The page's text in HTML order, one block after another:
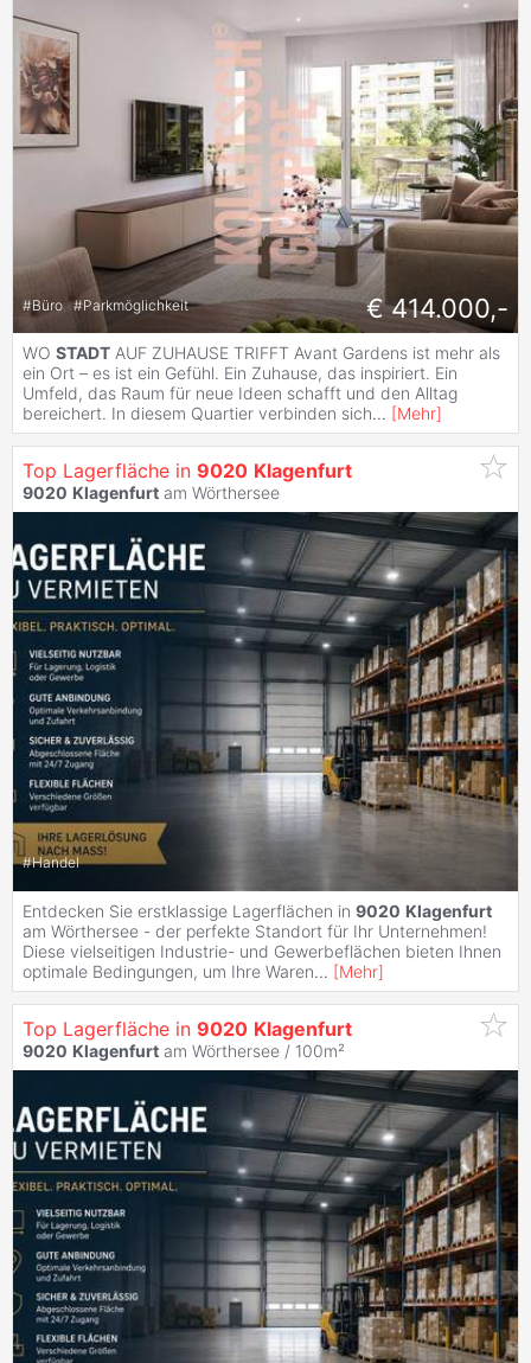
#Büro #Parkmöglichkeit € 414.000,-
WO STADT AUF ZUHAUSE TRIFFT Avant Gardens ist mehr als
ein Ort – es ist ein Gefühl. Ein Zuhause, das inspiriert. Ein
Umfeld, das Raum für neue Ideen schafft und den Alltag
bereichert. In diesem Quartier verbinden sich... [Mehr]
Top Lagerfläche in 9020 Klagenfurt
9020 Klagenfurt am Wörthersee
#Handel
Entdecken Sie erstklassige Lagerflächen in 9020 Klagenfurt
am Wörthersee - der perfekte Standort für Ihr Unternehmen!
Diese vielseitigen Industrie- und Gewerbeflächen bieten Ihnen
optimale Bedingungen, um Ihre Waren... [Mehr]
Top Lagerfläche in 9020 Klagenfurt
9020 Klagenfurt am Wörthersee / 100m²